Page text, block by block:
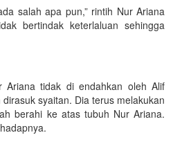
salah apa pun,” rintih Nur Ariana
bertindak keterlaluan sehingga
Ariana tidak di endahkan oleh Alif
syaitan. Dia terus melakukan
berahi ke atas tubuh Nur Ariana.